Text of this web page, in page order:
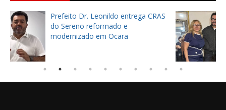
Prefeito reeleito Orlando Filho
celebra show de Padre Fábio de
Melo em Mombaça